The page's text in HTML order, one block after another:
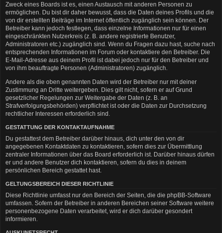
Zweck eines Boards ist es, einen Austausch mit anderen Personen zu
ermöglichen. Du bist dir daher bewusst, dass die Daten deines Profils und die
von dir erstellten Beiträge im Internet öffentlich zugänglich sein können. Der
Betreiber kann jedoch festlegen, dass einzelne Informationen nur für einen
eingeschränkten Nutzerkreis (z. B. andere registrierte Benutzer,
Administratoren etc.) zugänglich sind. Wenn du Fragen dazu hast, suche nach
entsprechenden Informationen im Forum oder kontaktiere den Betreiber. Die
E-Mail-Adresse aus deinem Profil ist dabei jedoch nur für den Betreiber und
von ihm beauftragte Personen (Administratoren) zugänglich.
Andere als die oben genannten Daten wird der Betreiber nur mit deiner
Zustimmung an Dritte weitergeben. Dies gilt nicht, sofern er auf Grund
gesetzlicher Regelungen zur Weitergabe der Daten (z. B. an
Strafverfolgungsbehörden) verpflichtet ist oder die Daten zur Durchsetzung
rechtlicher Interessen erforderlich sind.
GESTATTUNG DER KONTAKTAUFNAHME
Du gestattest dem Betreiber darüber hinaus, dich unter den von dir
angegebenen Kontaktdaten zu kontaktieren, sofern dies zur Übermittlung
zentraler Informationen über das Board erforderlich ist. Darüber hinaus dürfen
er und andere Benutzer dich kontaktieren, sofern du dies in deinem
persönlichen Bereich gestattet hast.
GELTUNGSBEREICH DIESER RICHTLINIE
Diese Richtlinie umfasst nur den Bereich der Seiten, die die phpBB-Software
umfassen. Sofern der Betreiber in anderen Bereichen seiner Software weitere
personenbezogene Daten verarbeitet, wird er dich darüber gesondert
informieren.